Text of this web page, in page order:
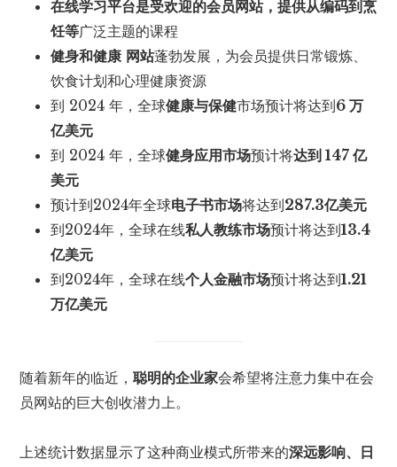
在线学习平台是受欢迎的会员网站，提供从编码到烹
饪等广泛主题的课程
健身和健康 网站蓬勃发展，为会员提供日常锻炼、
饮食计划和心理健康资源
到 2024 年，全球健康与保健市场预计将达到6 万
亿美元
到 2024 年，全球健身应用市场预计将达到 147 亿
美元
预计到2024年全球电子书市场将达到287.3亿美元
到2024年，全球在线私人教练市场预计将达到13.4
亿美元
到2024年，全球在线个人金融市场预计将达到1.21
万亿美元
随着新年的临近，聪明的企业家会希望将注意力集中在会
员网站的巨大创收潜力上。
上述统计数据显示了这种商业模式所带来的深远影响、日